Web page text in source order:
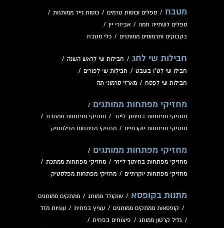
מטבח / ספלים וכוסות טרמים / כוסות נייר ממותגות /
ספלים לשתייה חמה / אביזרי יין /
בקבוקים ותרמוסים ממותגים / כלי מטבח
חבילות שי לחג / חבילות שי לראש השנה /
חבילו שי לט"ו בשבט / חבילות שי לפורים /
חבילות שי לפסח / מארזי סרמוני תה
מחזיקי מפתחות ממותגים /
מחזיקי מפתחות בחיתוך לייזר / מחזיקי מפתחות ממתכת /
מחזיקי מפתחות יוקרתיים / מחזיקי מפתחות מפלסטיק
מחזיקי מפתחות ממותגים /
מחזיקי מפתחות בחיתוך לייזר / מחזיקי מפתחות ממתכת /
מחזיקי מפתחות יוקרתיים / מחזיקי מפתחות מפלסטיק
מתנות בקופסא / שוקולד ממותג / ממתקים ממותגים
/ קופסאות ממתקים ממותגים / עציץ בפחית / עוגיות מזל
/ גליל קרטון ממותג / פיצוחים בפחית /